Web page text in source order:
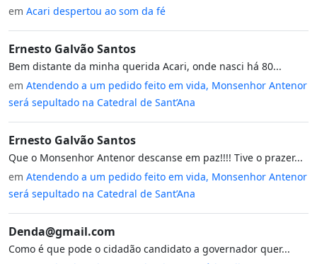
em Acari despertou ao som da fé
Ernesto Galvão Santos
Bem distante da minha querida Acari, onde nasci há 80...
em Atendendo a um pedido feito em vida, Monsenhor Antenor
será sepultado na Catedral de Sant’Ana
Ernesto Galvão Santos
Que o Monsenhor Antenor descanse em paz!!!! Tive o prazer...
em Atendendo a um pedido feito em vida, Monsenhor Antenor
será sepultado na Catedral de Sant’Ana
Denda@gmail.com
Como é que pode o cidadão candidato a governador quer...